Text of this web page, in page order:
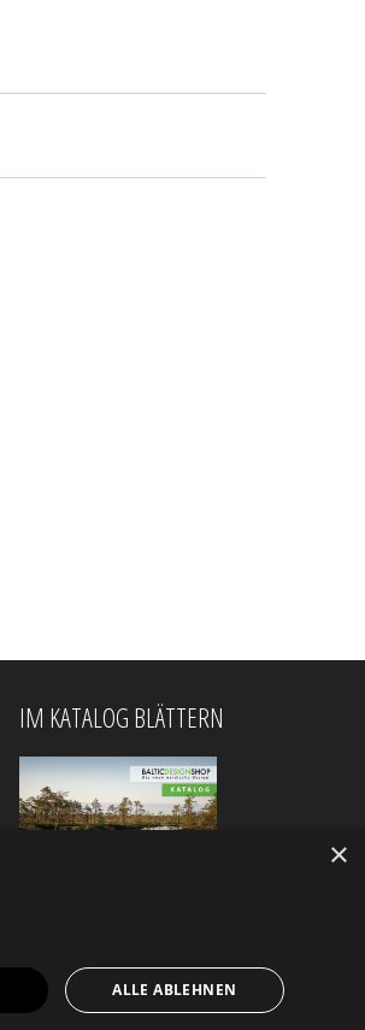
IM KATALOG BLÄTTERN
×
ALLE ABLEHNEN